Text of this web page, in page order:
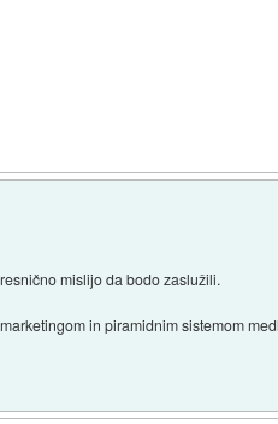
mislijo da bodo zaslužili.
in piramidnim sistemom